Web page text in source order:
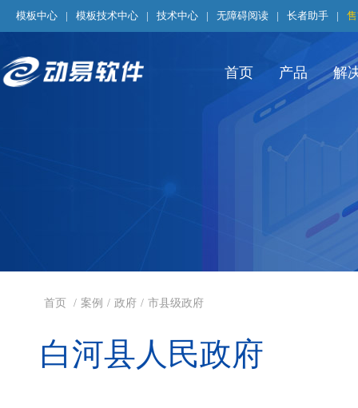
模板中心 | 模板技术中心 | 技术中心 | 无障碍阅读 | 长者助手 |
首页 产品 解
首页 / 案例 / 政府 / 市县级政府
白河县人民政府